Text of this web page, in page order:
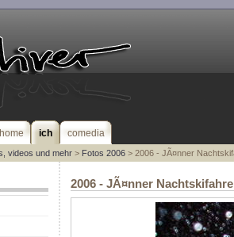
home ich comedia
videos und mehr> Fotos 2006> 2006 - JÃ¤nner
2006 - JÃ¤nner